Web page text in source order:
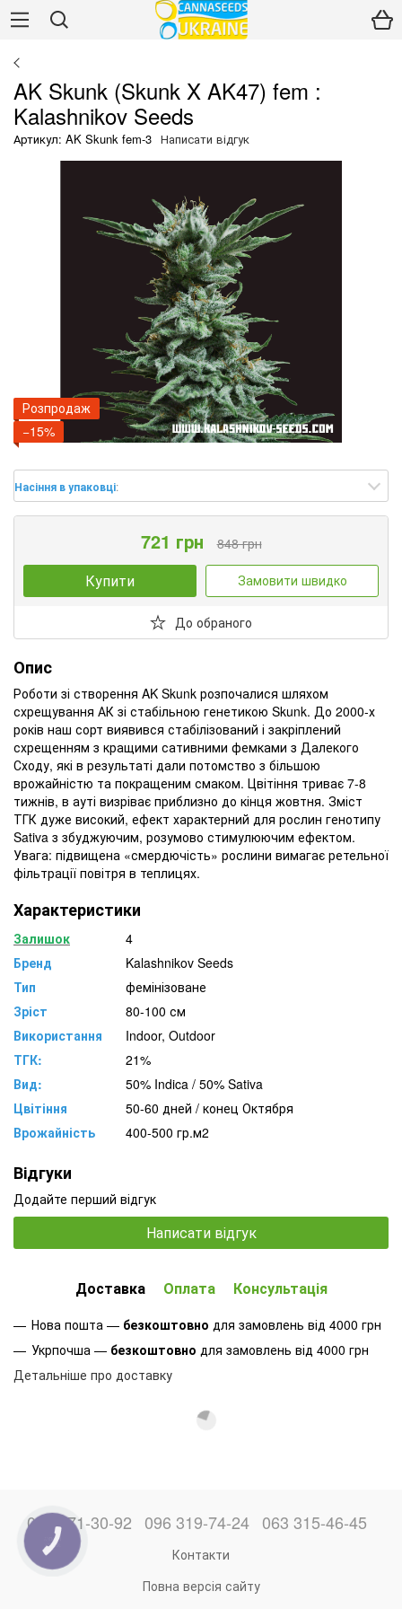
AK Skunk (Skunk X AK47) fem :
Kalashnikov Seeds
Артикул: AK Skunk fem-3 Написати відгук
Розпродаж
−15%
Насіння в упаковці:
721 грн 848 грн
Купити Замовити швидко
До обраного
Опис
Роботи зі створення AK Skunk розпочалися шляхом
схрещування АК зі стабільною генетикою Skunk. До 2000-х
років наш сорт виявився стабілізований і закріплений
схрещенням з кращими сативними фемками з Далекого
Сходу, які в результаті дали потомство з більшою
врожайністю та покращеним смаком. Цвітіння триває 7-8
тижнів, в ауті визріває приблизно до кінця жовтня. Зміст
ТГК дуже високий, ефект характерний для рослин генотипу
Sativa з збуджуючим, розумово стимулюючим ефектом.
Увага: підвищена «смердючість» рослини вимагає ретельної
фільтрації повітря в теплицях.
Характеристики
Залишок
4
Бренд
Kalashnikov Seeds
Тип
фемінізоване
Зріст
80-100 см
Використання
Indoor, Outdoor
ТГК:
21%
Вид:
50% Indica / 50% Sativa
Цвітіння
50-60 дней / конец Октября
Врожайність
400-500 гр.м2
Відгуки
Додайте перший відгук
Написати відгук
Доставка Оплата Консультація
Нова пошта — безкоштовно для замовлень від 4000 грн
Укрпочша — безкоштовно для замовлень від 4000 грн
Детальніше про доставку
066 871-30-92 096 319-74-24 063 315-46-45
Контакти
Повна версія сайту
КНОПКА
ЗВ'ЯЗКУ